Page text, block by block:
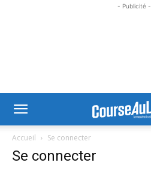
- Publicité -
Accueil Se connecter
Se connecter